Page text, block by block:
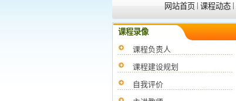
网站首页 | 课程动态 |
课程录像
课程负责人
课程建设规划
自我评价